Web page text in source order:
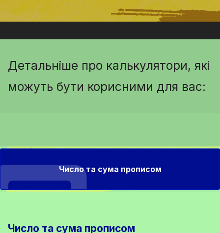
Детальніше про калькулятори, які
можуть бути корисними для вас:
Число та сума прописом
Число та сума прописом